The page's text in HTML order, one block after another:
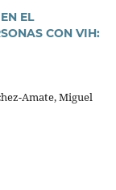
EL
CON VIH:
Amate, Miguel